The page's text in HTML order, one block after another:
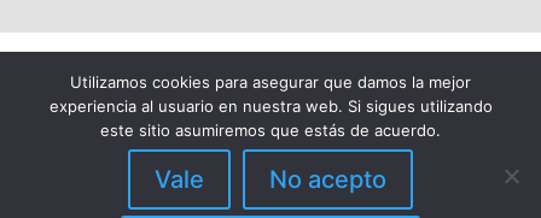
DIVERTIMOTOR – 2025 – REPUESTOS PARA
Utilizamos cookies para asegurar que damos la mejor
experiencia al usuario en nuestra web. Si sigues utilizando
este sitio asumiremos que estás de acuerdo.
Vale No acepto